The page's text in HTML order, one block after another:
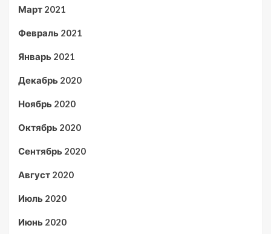
Март 2021
Февраль 2021
Январь 2021
Декабрь 2020
Ноябрь 2020
Октябрь 2020
Сентябрь 2020
Август 2020
Июль 2020
Июнь 2020